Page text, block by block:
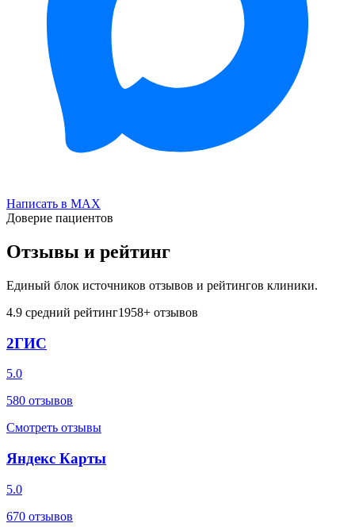
Написать в MAX
Доверие пациентов
Отзывы и рейтинг
Единый блок источников отзывов и рейтингов клиники.
4.9 средний рейтинг1958+ отзывов
2ГИС
5.0
580 отзывов
Смотреть отзывы
Яндекс Карты
5.0
670 отзывов